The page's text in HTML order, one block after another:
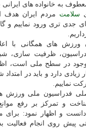
به خانواده های ایرانی
سلامت مردم ایران
جدی تری ورود نماییم و
ورزش های همگانی با
ظرفیت سازی،
در سطح ملی است،
دارد و باید در امتداد
نماییم.
فدراسیون ملی ورزش
و تمرکز بر رفع
و اظهار نمود: برای
پیش روی انجام فعالیت